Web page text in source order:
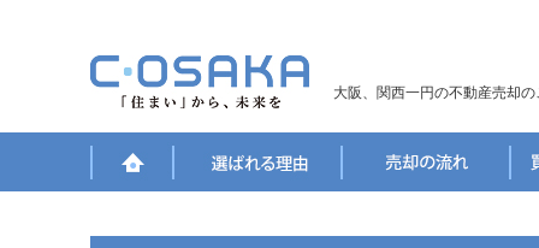
大阪、関西一円の不動産売却